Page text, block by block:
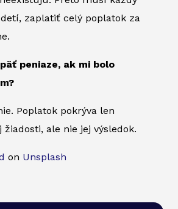
zaplatiť celý poplatok za
peniaze, ak mi bolo
Poplatok pokrýva len
žiadosti, ale nie jej výsledok.
on Unsplash